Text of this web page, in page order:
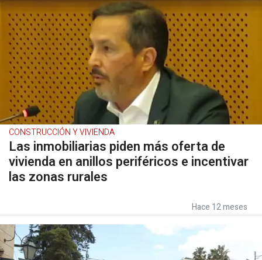
CONSTRUCCIÓN Y VIVIENDA
Las inmobiliarias piden más oferta de
vivienda en anillos periféricos e incentivar
las zonas rurales
Hace 12 meses